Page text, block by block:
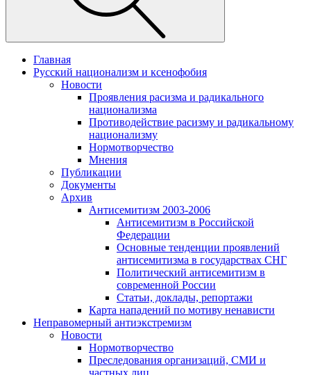
Главная
Русский национализм и ксенофобия
Новости
Проявления расизма и радикального
национализма
Противодействие расизму и радикальному
национализму
Нормотворчество
Мнения
Публикации
Документы
Архив
Антисемитизм 2003-2006
Антисемитизм в Российской
Федерации
Основные тенденции проявлений
антисемитизма в государствах СНГ
Политический антисемитизм в
современной России
Статьи, доклады, репортажи
Карта нападений по мотиву ненависти
Неправомерный антиэкстремизм
Новости
Нормотворчество
Преследования организаций, СМИ и
частных лиц